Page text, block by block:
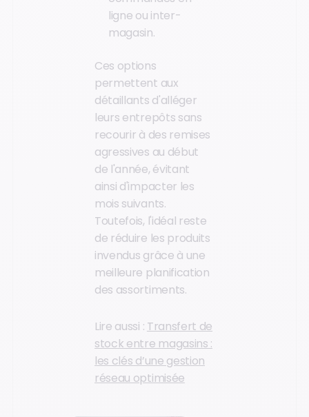
ligne ou inter-
magasin.
Ces options
permettent aux
détaillants d'alléger
leurs entrepôts sans
recourir à des remises
agressives au début
de l'année, évitant
ainsi d'impacter les
mois suivants.
Toutefois, l'idéal reste
de réduire les produits
invendus grâce à une
meilleure planification
des assortiments.
Lire aussi : Transfert de
stock entre magasins :
les clés d’une gestion
réseau optimisée